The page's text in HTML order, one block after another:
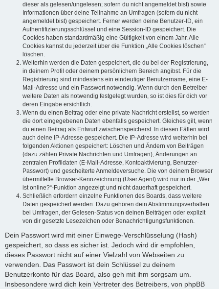
dieser als gelesen/ungelesen; sofern du nicht angemeldet bist) sowie
Informationen über deine Teilnahme an Umfragen (sofern du nicht
angemeldet bist) gespeichert. Ferner werden deine Benutzer-ID, ein
Authentifizierungsschlüssel und eine Session-ID gespeichert. Die
Cookies haben standardmäßig eine Gültigkeit von einem Jahr. Alle
Cookies kannst du jederzeit über die Funktion „Alle Cookies löschen“
löschen.
Weiterhin werden die Daten gespeichert, die du bei der Registrierung,
in deinem Profil oder deinem persönlichem Bereich angibst. Für die
Registrierung sind mindestens ein eindeutiger Benutzername, eine E-
Mail-Adresse und ein Passwort notwendig. Wenn durch den Betreiber
weitere Daten als notwendig festgelegt wurden, so ist dies für dich vor
deren Eingabe ersichtlich.
Wenn du einen Beitrag oder eine private Nachricht erstellst, so werden
die dort eingegebenen Daten ebenfalls gespeichert. Gleiches gilt, wenn
du einen Beitrag als Entwurf zwischenspeicherst. In diesen Fällen wird
auch deine IP-Adresse gespeichert. Die IP-Adresse wird weiterhin bei
folgenden Aktionen gespeichert: Löschen und Ändern von Beiträgen
(dazu zählen Private Nachrichten und Umfragen), Änderungen an
zentralen Profildaten (E-Mail-Adresse, Kontoaktivierung, Benutzer-
Passwort) und gescheiterte Anmeldeversuche. Die von deinem Browser
übermittelte Browser-Kennzeichnung (User Agent) wird nur in der „Wer
ist online?“-Funktion angezeigt und nicht dauerhaft gespeichert.
Schließlich erfordern einzelne Funktionen des Boards, dass weitere
Daten gespeichert werden. Dazu gehören dein Abstimmungsverhalten
bei Umfragen, der Gelesen-Status von deinen Beiträgen oder explizit
von dir gesetzte Lesezeichen oder Benachrichtigungsfunktionen.
Dein Passwort wird mit einer Einwege-Verschlüsselung (Hash)
gespeichert, so dass es sicher ist. Jedoch wird dir empfohlen,
dieses Passwort nicht auf einer Vielzahl von Webseiten zu
verwenden. Das Passwort ist dein Schlüssel zu deinem
Benutzerkonto für das Board, also geh mit ihm sorgsam um.
Insbesondere wird dich kein Vertreter des Betreibers, von phpBB